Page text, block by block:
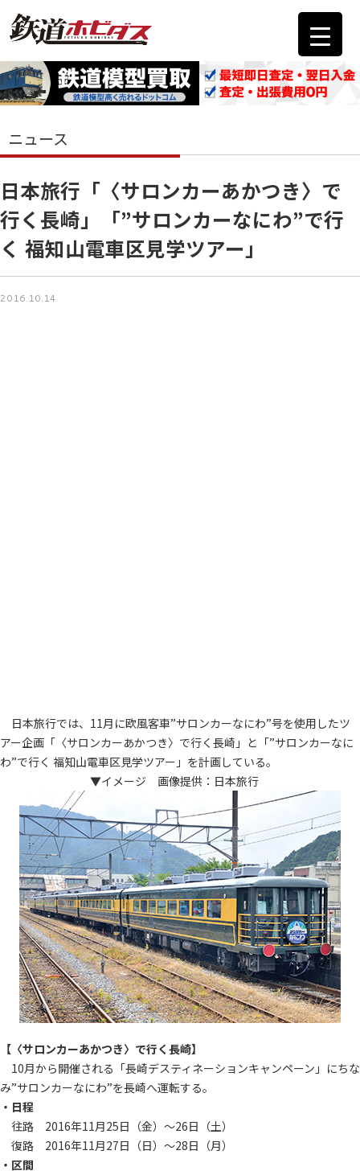
ニュース
日本旅行「〈サロンカーあかつき〉で
行く長崎」「”サロンカーなにわ”で行
く 福知山電車区見学ツアー」
2016.10.14
日本旅行では、11月に欧風客車”サロンカーなにわ”号を使用したツ
アー企画「〈サロンカーあかつき〉で行く長崎」と「”サロンカーなに
わ”で行く 福知山電車区見学ツアー」を計画している。
▼イメージ 画像提供：日本旅行
【〈サロンカーあかつき〉で行く長崎】
10月から開催される「長崎デスティネーションキャンペーン」にちな
み”サロンカーなにわ”を長崎へ運転する。
・日程
往路 2016年11月25日（金）～26日（土）
復路 2016年11月27日（日）～28日（月）
・区間